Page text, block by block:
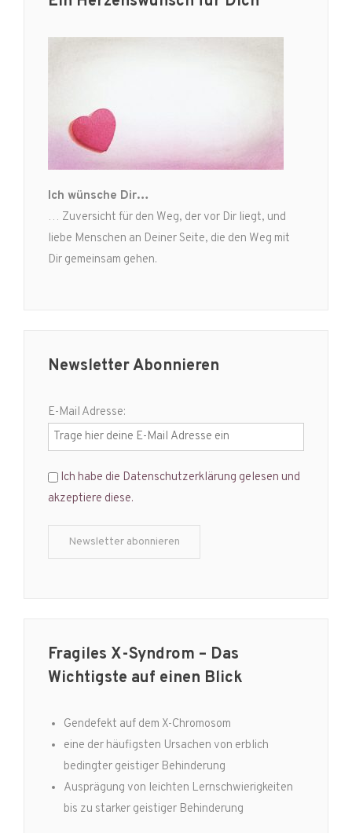
Ich wünsche Dir…
… Zuversicht für den Weg, der vor Dir liegt, und
liebe Menschen an Deiner Seite, die den Weg mit
Dir gemeinsam gehen.
Newsletter Abonnieren
E-Mail Adresse:
Ich habe die Datenschutzerklärung gelesen und
akzeptiere diese.
Fragiles X-Syndrom – Das
Wichtigste auf einen Blick
Gendefekt auf dem X-Chromosom
eine der häufigsten Ursachen von erblich
bedingter geistiger Behinderung
Ausprägung von leichten Lernschwierigkeiten
bis zu starker geistiger Behinderung